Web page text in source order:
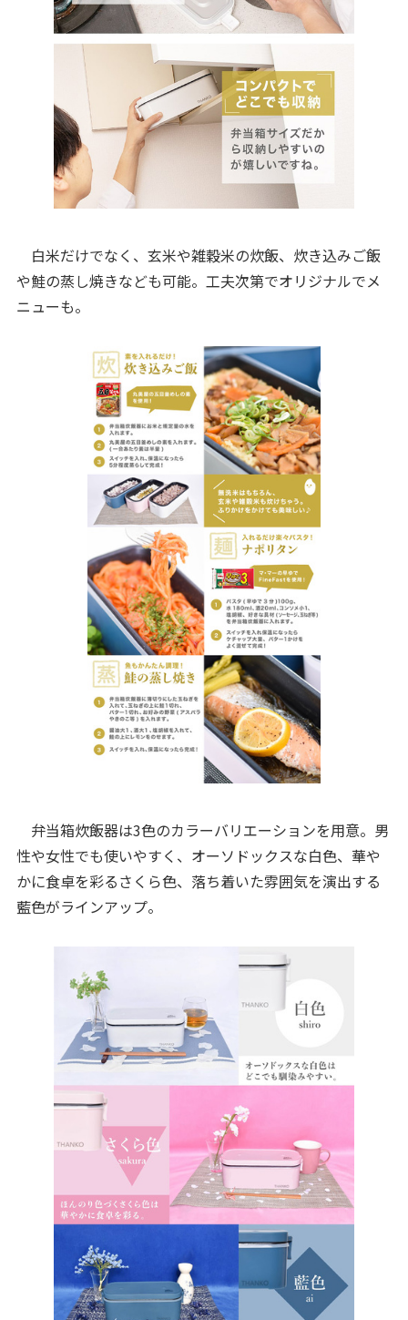
白米だけでなく、玄米や雑穀米の炊飯、炊き込みご飯
や鮭の蒸し焼きなども可能。工夫次第でオリジナルでメ
ニューも。
弁当箱炊飯器は3色のカラーバリエーションを用意。男
性や女性でも使いやすく、オーソドックスな白色、華や
かに食卓を彩るさくら色、落ち着いた雰囲気を演出する
藍色がラインアップ。